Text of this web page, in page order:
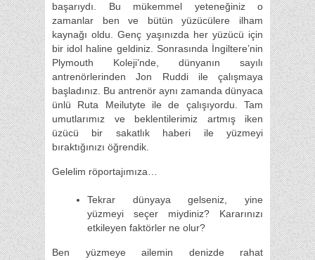
başarıydı. Bu mükemmel yeteneğiniz o
zamanlar ben ve bütün yüzücülere ilham
kaynağı oldu. Genç yaşınızda her yüzücü için
bir idol haline geldiniz. Sonrasında İngiltere’nin
Plymouth Koleji’nde, dünyanın sayılı
antrenörlerinden Jon Ruddi ile çalışmaya
başladınız. Bu antrenör aynı zamanda dünyaca
ünlü Ruta Meilutyte ile de çalışıyordu. Tam
umutlarımız ve beklentilerimiz artmış iken
üzücü bir sakatlık haberi ile yüzmeyi
bıraktığınızı öğrendik.
Gelelim röportajımıza…
Tekrar dünyaya gelseniz, yine
yüzmeyi seçer miydiniz? Kararınızı
etkileyen faktörler ne olur?
Ben yüzmeye ailemin denizde rahat